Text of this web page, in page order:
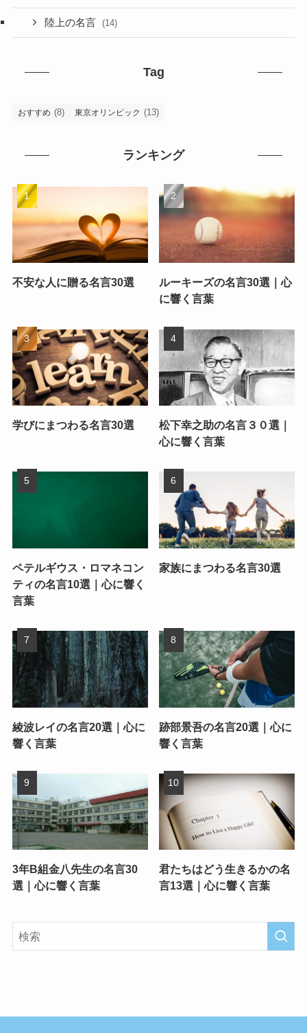
陸上の名言 (14)
Tag
おすすめ (8) 東京オリンピック (13)
ランキング
不安な人に贈る名言30選
ルーキーズの名言30選｜心
に響く言葉
学びにまつわる名言30選
松下幸之助の名言３０選｜
心に響く言葉
ペテルギウス・ロマネコン
ティの名言10選｜心に響く
言葉
家族にまつわる名言30選
綾波レイの名言20選｜心に
響く言葉
跡部景吾の名言20選｜心に
響く言葉
3年B組金八先生の名言30
選｜心に響く言葉
君たちはどう生きるかの名
言13選｜心に響く言葉